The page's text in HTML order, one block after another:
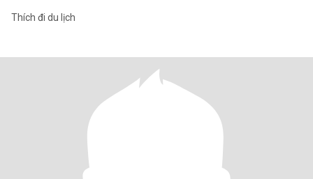
Thích đi du lịch